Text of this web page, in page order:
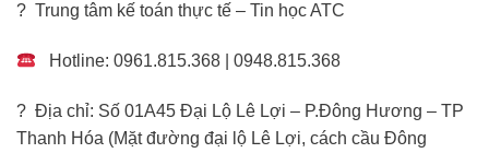
? Trung tâm kế toán thực tế – Tin học ATC
Hotline: 0961.815.368 | 0948.815.368
? Địa chỉ: Số 01A45 Đại Lộ Lê Lợi – P.Đông Hương – TP
Thanh Hóa (Mặt đường đại lộ Lê Lợi, cách cầu Đông